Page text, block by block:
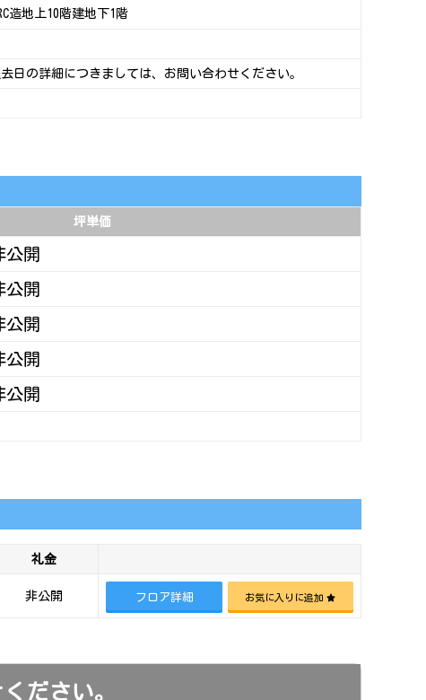
造地上10階建地下1階
日の詳細につきましては、お問い合わせください。
坪単価
公開
公開
公開
公開
公開
礼金
非公開 フロア詳細 お気に入りに追加
ださい。